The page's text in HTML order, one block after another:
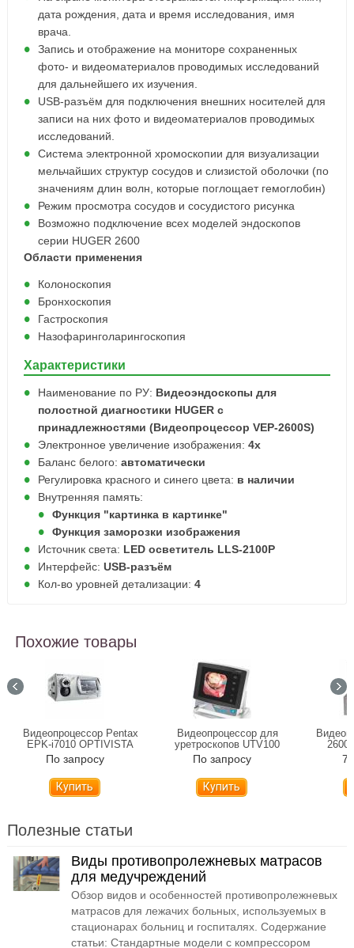
дата рождения, дата и время исследования, имя
врача.
Запись и отображение на мониторе сохраненных
фото- и видеоматериалов проводимых исследований
для дальнейшего их изучения.
USB-разъём для подключения внешних носителей для
записи на них фото и видеоматериалов проводимых
исследований.
Система электронной хромоскопии для визуализации
мельчайших структур сосудов и слизистой оболочки (по
значениям длин волн, которые поглощает гемоглобин)
Режим просмотра сосудов и сосудистого рисунка
Возможно подключение всех моделей эндоскопов
серии HUGER 2600
Области применения
Колоноскопия
Бронхоскопия
Гастроскопия
Назофаринголарингоскопия
Характеристики
Наименование по РУ: Видеоэндоскопы для
полостной диагностики HUGER с
принадлежностями (Видеопроцессор VEP-2600S)
Электронное увеличение изображения: 4х
Баланс белого: автоматически
Регулировка красного и синего цвета: в наличии
Внутренняя память:
Функция "картинка в картинке"
Функция заморозки изображения
Источник света: LED осветитель LLS-2100P
Интерфейс: USB-разъём
Кол-во уровней детализации: 4
Похожие товары
Видеопроцессор Pentax
EPK-i7010 OPTIVISTA
По запросу
Купить
Видеопроцессор для
уретроскопов UTV100
По запросу
Купить
Полезные статьи
Виды противопролежневых матрасов
для медучреждений
Обзор видов и особенностей противопролежневых
матрасов для лежачих больных, используемых в
стационарах больниц и госпиталях. Содержание
статьи: Стандартные модели с компрессором